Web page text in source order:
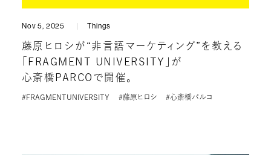
Nov 5, 2025 Things
藤原ヒロシが“非言語マーケティング”を教える
「FRAGMENT UNIVERSITY」が
心斎橋PARCOで開催。
#FRAGMENTUNIVERSITY #藤原ヒロシ #心斎橋パルコ